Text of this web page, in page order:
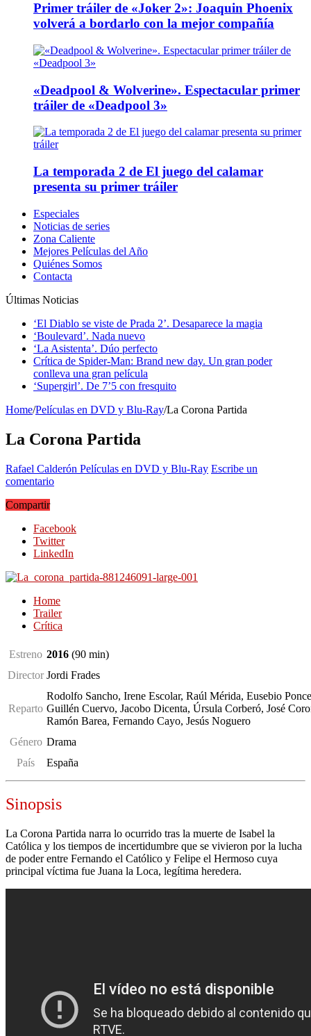
Primer tráiler de «Joker 2»: Joaquin Phoenix
volverá a bordarlo con la mejor compañía
«Deadpool & Wolverine». Espectacular primer
tráiler de «Deadpool 3»
La temporada 2 de El juego del calamar
presenta su primer tráiler
Especiales
Noticias de series
Zona Caliente
Mejores Películas del Año
Quiénes Somos
Contacta
Últimas Noticias
‘El Diablo se viste de Prada 2’. Desaparece la magia
‘Boulevard’. Nada nuevo
‘La Asistenta’. Dúo perfecto
Crítica de Spider-Man: Brand new day. Un gran poder
conlleva una gran película
‘Supergirl’. De 7’5 con fresquito
Home/Películas en DVD y Blu-Ray/La Corona Partida
La Corona Partida
Rafael Calderón Películas en DVD y Blu-Ray Escribe un
comentario
Compartir
Facebook
Twitter
LinkedIn
Home
Trailer
Crítica
Estreno 2016 (90 min)
Director Jordi Frades
Reparto
Rodolfo Sancho, Irene Escolar, Raúl Mérida, Eusebio
Guillén Cuervo, Jacobo Dicenta, Úrsula Corberó, José
Ramón Barea, Fernando Cayo, Jesús Noguero
Género Drama
País
España
Sinopsis
La Corona Partida narra lo ocurrido tras la muerte de Isabel la
Católica y los tiempos de incertidumbre que se vivieron por la lucha
de poder entre Fernando el Católico y Felipe el Hermoso cuya
principal víctima fue Juana la Loca, legítima heredera.